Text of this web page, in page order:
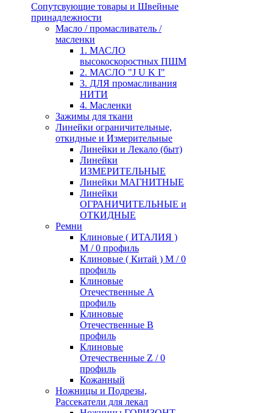
Сопутсвующие товары и Швейные
принадлежности
Масло / промасливатель /
масленки
1. МАСЛО
высокоскоростных ПШМ
2. МАСЛО "J U K I"
3. ДЛЯ промасливания
НИТИ
4. Масленки
Зажимы для ткани
Линейки ограничительные,
откидные и Измерительные
Линейки и Лекало (быт)
Линейки
ИЗМЕРИТЕЛЬНЫЕ
Линейки МАГНИТНЫЕ
Линейки
ОГРАНИЧИТЕЛЬНЫЕ и
ОТКИДНЫЕ
Ремни
Клиновые ( ИТАЛИЯ )
М / 0 профиль
Клиновые ( Китай ) М / 0
профиль
Клиновые
Отечественные А
профиль
Клиновые
Отечественные В
профиль
Клиновые
Отечественные Z / 0
профиль
Кожанный
Ножницы и Подрезы,
Рассекатели для лекал